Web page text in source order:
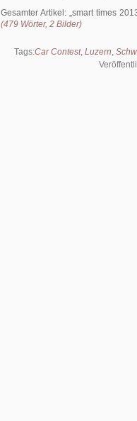
Gesamter Artikel: smart times
(479 Wörter, 2 Bilder)
Tags:Car Contest, Luzern,